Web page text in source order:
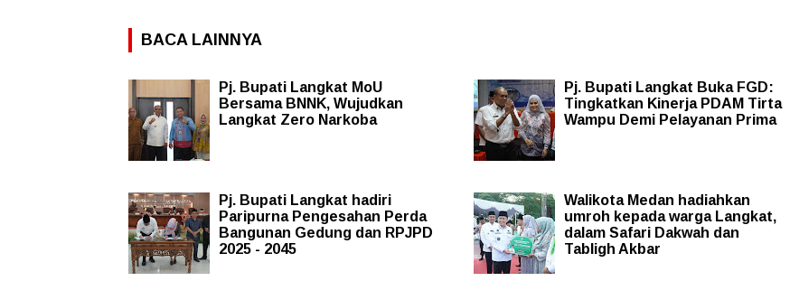
BACA LAINNYA
Pj. Bupati Langkat MoU
Bersama BNNK, Wujudkan
Langkat Zero Narkoba
Pj. Bupati Langkat Buka FGD:
Tingkatkan Kinerja PDAM Tirta
Wampu Demi Pelayanan Prima
Pj. Bupati Langkat hadiri
Paripurna Pengesahan Perda
Bangunan Gedung dan RPJPD
2025 - 2045
Walikota Medan hadiahkan
umroh kepada warga Langkat,
dalam Safari Dakwah dan
Tabligh Akbar